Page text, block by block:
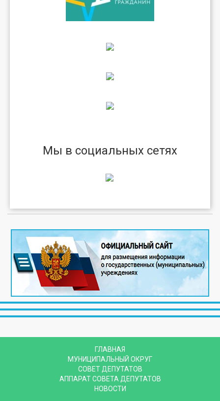
Мы в социальных сетях
ГЛАВНАЯ
МУНИЦИПАЛЬНЫЙ ОКРУГ
СОВЕТ ДЕПУТАТОВ
АППАРАТ СОВЕТА ДЕПУТАТОВ
НОВОСТИ